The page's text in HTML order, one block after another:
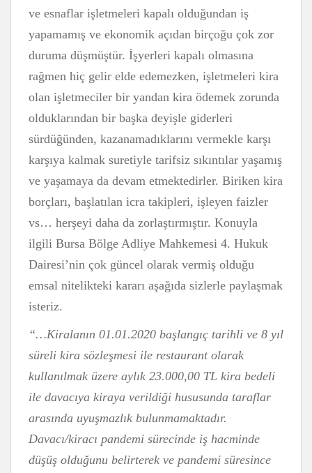
ve esnaflar işletmeleri kapalı olduğundan iş
yapamamış ve ekonomik açıdan birçoğu çok zor
duruma düşmüştür. İşyerleri kapalı olmasına
rağmen hiç gelir elde edemezken, işletmeleri kira
olan işletmeciler bir yandan kira ödemek zorunda
olduklarından bir başka deyişle giderleri
sürdüğünden, kazanamadıklarını vermekle karşı
karşıya kalmak suretiyle tarifsiz sıkıntılar yaşamış
ve yaşamaya da devam etmektedirler. Biriken kira
borçları, başlatılan icra takipleri, işleyen faizler
vs… herşeyi daha da zorlaştırmıştır. Konuyla
ilgili Bursa Bölge Adliye Mahkemesi 4. Hukuk
Dairesi’nin çok güncel olarak vermiş olduğu
emsal nitelikteki kararı aşağıda sizlerle paylaşmak
isteriz.
“…Kiralanın 01.01.2020 başlangıç tarihli ve 8 yıl
süreli kira sözleşmesi ile restaurant olarak
kullanılmak üzere aylık 23.000,00 TL kira bedeli
ile davacıya kiraya verildiği hususunda taraflar
arasında uyuşmazlık bulunmamaktadır.
Davacı/kiracı pandemi sürecinde iş hacminde
düşüş olduğunu belirterek ve pandemi süresince